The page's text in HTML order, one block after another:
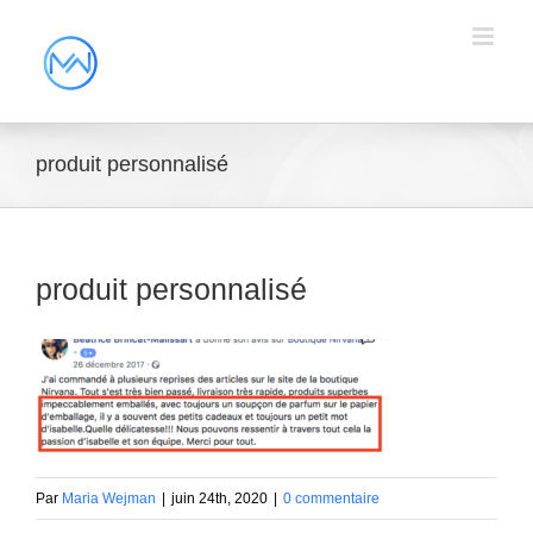
produit personnalisé
produit personnalisé
Par Maria Wejman juin 24th, 2020 0 commentaire